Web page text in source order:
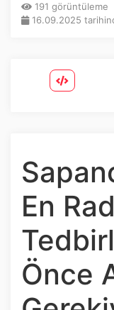
Kategoriler
İnstagram
Twitter
Google Play
App Store
191 görüntüleme
16.09.2025
En
Önce